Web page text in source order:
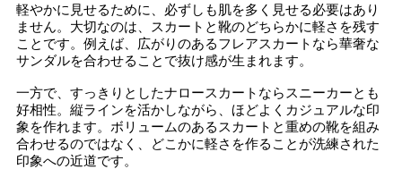
軽やかに見せるために、必ずしも肌を多く見せる必要はあり
ません。大切なのは、スカートと靴のどちらかに軽さを残す
ことです。例えば、広がりのあるフレアスカートなら華奢な
サンダルを合わせることで抜け感が生まれます。
一方で、すっきりとしたナロースカートならスニーカーとも
好相性。縦ラインを活かしながら、ほどよくカジュアルな印
象を作れます。ボリュームのあるスカートと重めの靴を組み
合わせるのではなく、どこかに軽さを作ることが洗練された
印象への近道です。